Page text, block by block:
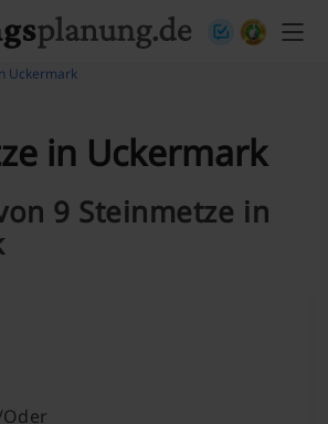
Uckermark
in Uckermark
9 Steinmetze in
Oder